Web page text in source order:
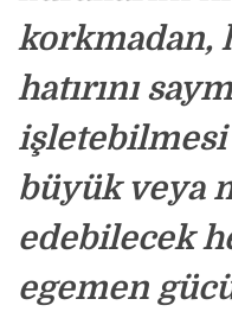
korkmadan,
hatırını
büyük veya
edebilecek
egemen